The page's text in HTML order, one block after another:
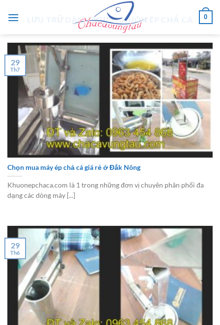
đến
dung
0
LƯU TRỮ DANH MỤC:KHUÔN ÉP CHẢ CÁ
Chọn mua máy ép chả cá giá rẻ ở Đắk Nông
Khuonepchaca.com là 1 trong những đơn vị chuyên phân phối đa
dạng các dòng máy [...]
29
Th7
29
Th6